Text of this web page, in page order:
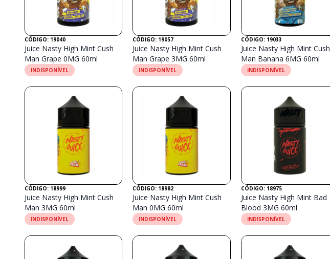
CÓDIGO: 19040
Juice Nasty High Mint Cush
Man Grape 0MG 60ml
INDISPONÍVEL
CÓDIGO: 19057
Juice Nasty High Mint Cush
Man Grape 3MG 60ml
INDISPONÍVEL
CÓDIGO: 19033
Juice Nasty High Mint Cush
Man Banana 6MG 60ml
INDISPONÍVEL
CÓDIGO: 18999
Juice Nasty High Mint Cush
Man 3MG 60ml
INDISPONÍVEL
CÓDIGO: 18982
Juice Nasty High Mint Cush
Man 0MG 60ml
INDISPONÍVEL
CÓDIGO: 18975
Juice Nasty High Mint Bad
Blood 3MG 60ml
INDISPONÍVEL